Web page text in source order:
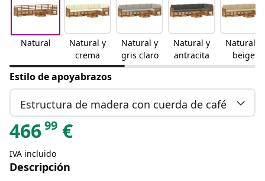
Natural
Natural y
crema
Natural y
gris claro
Natural y
antracita
Natural y
beige
Estilo de apoyabrazos
Estructura de madera con cuerda de café
46699 €
IVA incluido
Descripción